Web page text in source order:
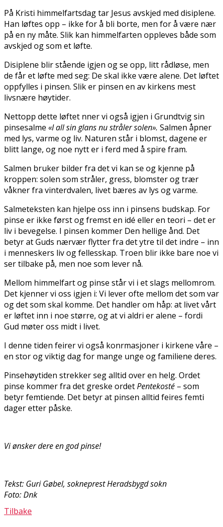
På Kristi himmelfartsdag tar Jesus avskjed med disiplene.
Han løftes opp – ikke for å bli borte, men for å være nær
på en ny måte. Slik kan himmelfarten oppleves både som
avskjed og som et løfte.
Disiplene blir stående igjen og se opp, litt rådløse, men
de får et løfte med seg: De skal ikke være alene. Det løftet
oppfylles i pinsen. Slik er pinsen en av kirkens mest
livsnære høytider.
Nettopp dette løftet finner vi også igjen i Grundtvig sin
pinsesalme «I all sin glans nu stråler solen». Salmen åpner
med lys, varme og liv. Naturen står i blomst, dagene er
blitt lange, og noe nytt er i ferd med å spire fram.
Salmen bruker bilder fra det vi kan se og kjenne på
kroppen: solen som stråler, gress, blomster og trær
våkner fra vinterdvalen, livet bæres av lys og varme.
Salmeteksten kan hjelpe oss inn i pinsens budskap. For
pinse er ikke først og fremst en idé eller en teori – det er
liv i bevegelse. I pinsen kommer Den hellige ånd. Det
betyr at Guds nærvær flytter fra det ytre til det indre – inn
i menneskers liv og fellesskap. Troen blir ikke bare noe vi
ser tilbake på, men noe som lever nå.
Mellom himmelfart og pinse står vi i et slags mellomrom.
Det kjenner vi oss igjen i: Vi lever ofte mellom det som var
og det som skal komme. Det handler om håp: at livet vårt
er løftet inn i noe større, og at vi aldri er alene – fordi
Gud møter oss midt i livet.
I denne tiden feirer vi også konfirmasjoner i kirkene våre –
en stor og viktig dag for mange unge og familiene deres.
Pinsehøytiden strekker seg alltid over en helg. Ordet
pinse kommer fra det greske ordetPentekosté – som
betyr femtiende. Det betyr at pinsen alltid feires femti
dager etter påske.
Vi ønsker dere en god pinse!
Tekst: Guri Gøbel, sokneprest Heradsbygd sokn
Foto: Dnk
Tilbake